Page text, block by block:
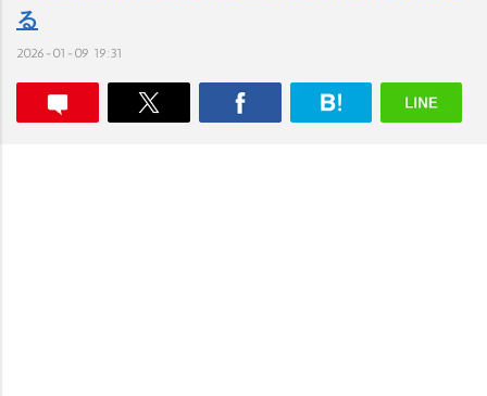
る
2026-01-09 19:31